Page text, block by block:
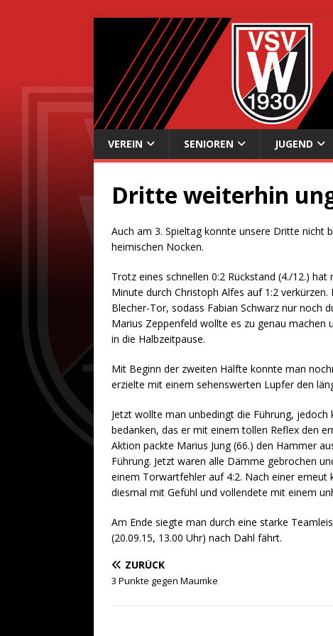
VEREIN SENIOREN JUGEND
Dritte weiterhin
Auch am 3. Spieltag konnte unsere Dritte nicht
heimischen Nocken.
Trotz eines schnellen 0:2 Rückstand (4./12.)
Minute durch Christoph Alfes auf 1:2
Blecher-Tor, sodass Fabian Schwarz nur noch
Marius Zeppenfeld wollte es zu genau machen
in die Halbzeitpause.
Mit Beginn der zweiten Hälfte konnte man
erzielte mit einem sehenswerten Lupfer den
Jetzt wollte man unbedingt die Führung,
bedanken, das er mit einem tollen Reflex den
Aktion packte Marius Jung (66.) den Hammer
Führung. Jetzt waren alle Dämme gebrochen
einem Torwartfehler auf 4:2. Nach einer erneut
diesmal mit Gefühl und vollendete mit einem
Am Ende siegte man durch eine starke
(20.09.15, 13.00 Uhr) nach Dahl fährt.
ZURÜCK
3 Punkte gegen Maumke